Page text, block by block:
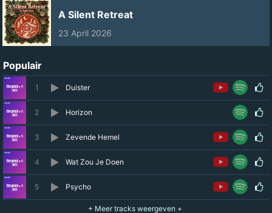
A Silent Retreat
23 April 2026
Populair
1 Duister
2 Horizon
3 Zevende Hemel
4 Wat Zou Je Doen
5 Psycho